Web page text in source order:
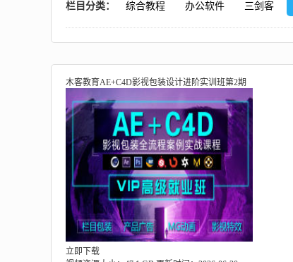
栏目分类： 综合教程 办公软件 三剑客
木客教育AE+C4D影视包装设计进阶实训班第2期
立即下载